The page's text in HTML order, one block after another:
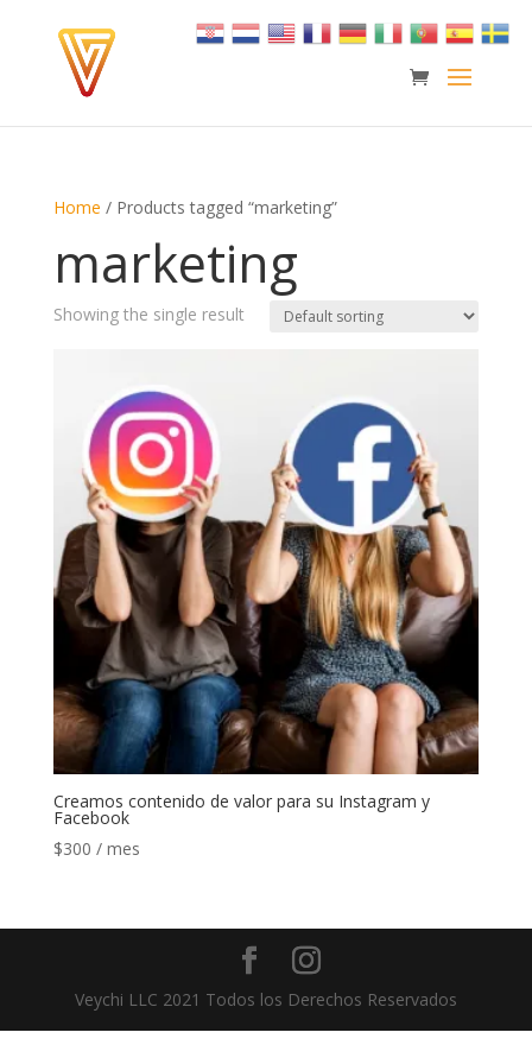
Home / Products tagged “marketing”
marketing
Showing the single result
Creamos contenido de valor para su Instagram y
Facebook
$300 / mes
Veychi LLC 2021 Todos los Derechos Reservados